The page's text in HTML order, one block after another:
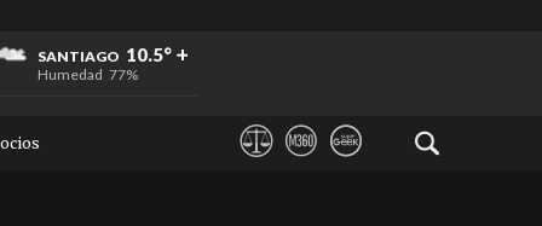
SANTIAGO 10.5°
Humedad 77%
+
+
+